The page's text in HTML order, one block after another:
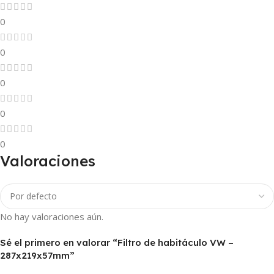
0
0
0
0
0
Valoraciones
No hay valoraciones aún.
Sé el primero en valorar “Filtro de habitáculo VW –
287x219x57mm”